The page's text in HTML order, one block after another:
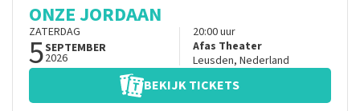
ONZE JORDAAN
ZATERDAG
5SEPTEMBER
2026
20:00uur
Afas Theater
Leusden, Nederland
BEKIJK TICKETS